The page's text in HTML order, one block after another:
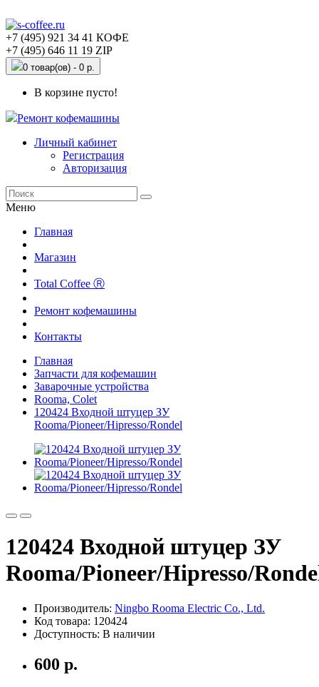
+7 (495) 921 34 41 КОФЕ
+7 (495) 646 11 19 ZIP
0 товар(ов) - 0 р.
В корзине пусто!
Ремонт кофемашины
Личный кабинет
Регистрация
Авторизация
Меню
Главная
Магазин
Total Coffee Ⓡ
Ремонт кофемашины
Контакты
Главная
Запчасти для кофемашин
Заварочные устройства
Rooma, Colet
120424 Входной штуцер ЗУ
Rooma/Pioneer/Hipresso/Rondel
120424 Входной штуцер ЗУ
Rooma/Pioneer/Hipresso/
Производитель: Ningbo Rooma Electric Co., Ltd.
Код товара: 120424
Доступность: В наличии
600 р.